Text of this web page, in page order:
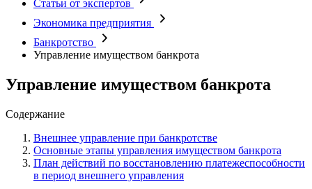
Статьи от экспертов
Экономика предприятия
Банкротство
Управление имуществом банкрота
Управление имуществом банкрота
Содержание
Внешнее управление при банкротстве
Основные этапы управления имуществом банкрота
План действий по восстановлению платежеспособности
в период внешнего управления